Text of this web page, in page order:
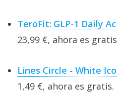
TeroFit: GLP-1 Daily
23,99 €, ahora es
Lines Circle - White
1,49 €, ahora es gratis.